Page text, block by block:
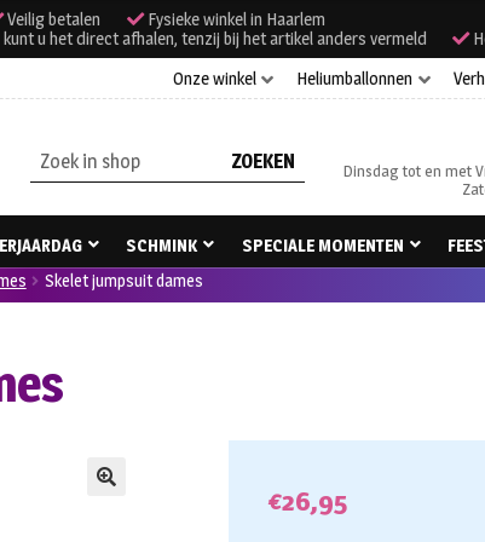
Veilig betalen
Fysieke winkel in Haarlem
u het direct afhalen, tenzij bij het artikel anders vermeld
Onze winkel
Heliumballonnen
Zoeken
naar:
Dinsdag tot en met
SCHMINK SPECIALE MOMENTEN
Skelet jumpsuit dames
€26,95